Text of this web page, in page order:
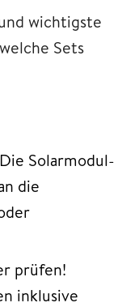
wichtigste
Sets
Solarmodul-
die
prüfen!
inklusive